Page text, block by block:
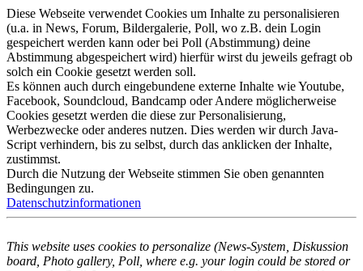
Diese Webseite verwendet Cookies um Inhalte zu personalisieren
(u.a. in News, Forum, Bildergalerie, Poll, wo z.B. dein Login
gespeichert werden kann oder bei Poll (Abstimmung) deine
Abstimmung abgespeichert wird) hierfür wirst du jeweils gefragt ob
solch ein Cookie gesetzt werden soll.
Es können auch durch eingebundene externe Inhalte wie Youtube,
Facebook, Soundcloud, Bandcamp oder Andere möglicherweise
Cookies gesetzt werden die diese zur Personalisierung,
Werbezwecke oder anderes nutzen. Dies werden wir durch Java-
Script verhindern, bis zu selbst, durch das anklicken der Inhalte,
zustimmst.
Durch die Nutzung der Webseite stimmen Sie oben genannten
Bedingungen zu.
Datenschutzinformationen
This website uses cookies to personalize (News-System, Diskussion
board, Photo gallery, Poll, where e.g. your login could be stored or